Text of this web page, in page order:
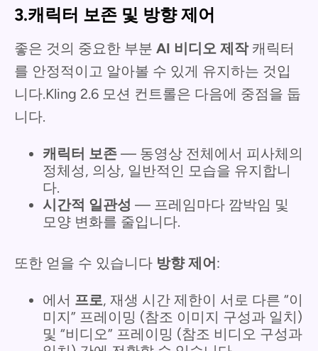
3.캐릭터 보존 및 방향 제어
좋은 것의 중요한 부분 AI 비디오 제작캐릭터
를 안정적이고 알아볼 수 있게 유지하는 것입
니다.Kling 2.6 모션 컨트롤은 다음에 중점을 둡
니다.
캐릭터 보존 — 동영상 전체에서 피사체의
정체성, 의상, 일반적인 모습을 유지합니
다.
시간적 일관성 — 프레임마다 깜박임 및
모양 변화를 줄입니다.
또한 얻을 수 있습니다 방향 제어:
에서 프로, 재생 시간 제한이 서로 다른 “이
미지” 프레이밍 (참조 이미지 구성과 일치)
및 “비디오” 프레이밍 (참조 비디오 구성과